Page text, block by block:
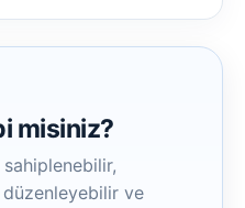
misiniz?
ve